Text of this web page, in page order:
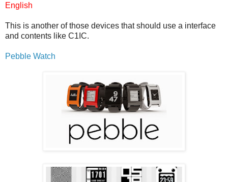
English
This is another of those devices that should use a interface
and contents like C1IC.
Pebble Watch